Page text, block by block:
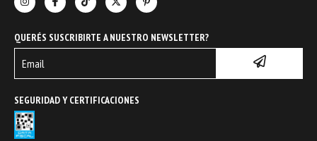
QUERÉS SUSCRIBIRTE A NUESTRO NEWSLETTER?
SEGURIDAD Y CERTIFICACIONES